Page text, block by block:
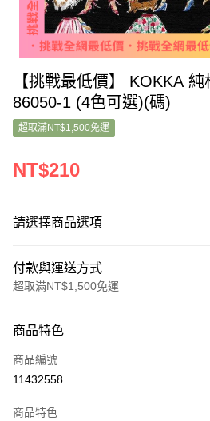
【挑戰最低價】 KOKKA
86050-1 (4色可選)(碼)
超取滿NT$1,500免運
NT$210
請選擇商品選項
付款與運送方式
超取滿NT$1,500免運
信用卡一次付款
超商取貨付款
商品特色
商品編號
11432558
商品特色